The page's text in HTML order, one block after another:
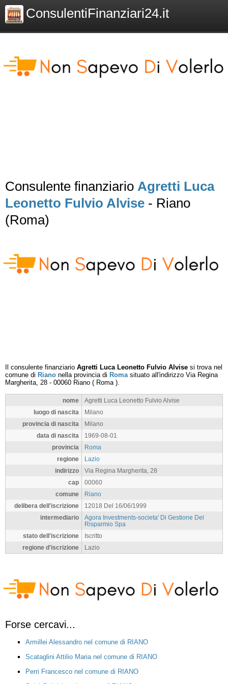
ConsulentiFinanziari24.it
Consulente finanziario Agretti Luca
Leonetto Fulvio Alvise - Riano
(Roma)
Il consulente finanziario Agretti Luca Leonetto Fulvio Alvise si trova nel
comune di Riano nella provincia di Romasituato all'indirizzo Via Regina
Margherita, 28 - 00060 Riano ( Roma).
nome
Agretti Luca Leonetto Fulvio Alvise
luogo di nascita
Milano
provincia di nascita
Milano
data di nascita
1969-08-01
provincia
Roma
regione
Lazio
indirizzo
Via Regina Margherita, 28
cap
00060
comune
Riano
delibera dell'iscrizione
12018 Del 16/06/1999
intermediario
Agora Investments-societa' Di Gestione Del
Risparmio Spa
stato dell'iscrizione
Iscritto
regione d'iscrizione
Lazio
Forse cercavi...
Armillei Alessandro nel comune di RIANO
Scataglini Attilio Maria nel comune di RIANO
Perri Francesco nel comune di RIANO